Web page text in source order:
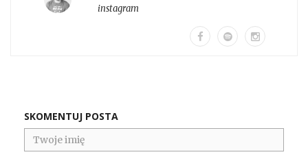
instagram
SKOMENTUJ POSTA